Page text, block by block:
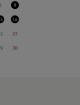
ログラム
用情報
プライアンス